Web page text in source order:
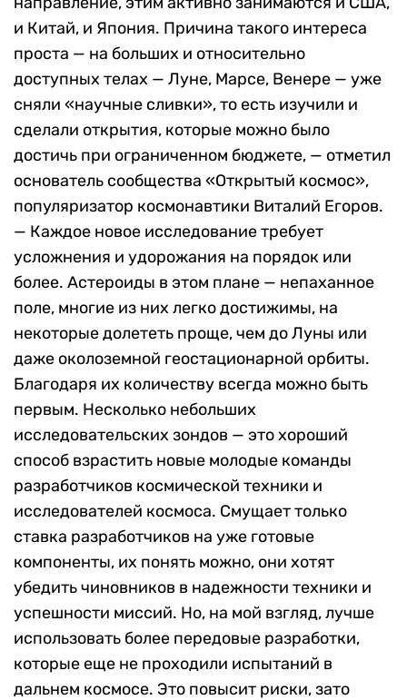
и Китай, и Япония. Причина такого интереса
проста — на больших и относительно
доступных телах — Луне, Марсе, Венере — уже
сняли «научные сливки», то есть изучили и
сделали открытия, которые можно было
достичь при ограниченном бюджете, — отметил
основатель сообщества «Открытый космос»,
популяризатор космонавтики Виталий Егоров.
— Каждое новое исследование требует
усложнения и удорожания на порядок или
более. Астероиды в этом плане — непаханное
поле, многие из них легко достижимы, на
некоторые долететь проще, чем до Луны или
даже околоземной геостационарной орбиты.
Благодаря их количеству всегда можно быть
первым. Несколько небольших
исследовательских зондов — это хороший
способ взрастить новые молодые команды
разработчиков космической техники и
исследователей космоса. Смущает только
ставка разработчиков на уже готовые
компоненты, их понять можно, они хотят
убедить чиновников в надежности техники и
успешности миссий. Но, на мой взгляд, лучше
использовать более передовые разработки,
которые еще не проходили испытаний в
дальнем космосе. Это повысит риски, зато